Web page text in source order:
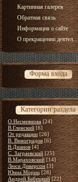
Картинная галерея
Обратная связь
Информация о сайте
О прекращении деятел...
Форма входа
Категории раздела
О.Несмеянова [24]
В.Глинский [6]
От редакции [26]
В. Виноградов [6]
В.Дианов [4]
С. Заграевский [25]
В.Мараховский [14]
Люси Дикерсон [3]
Юнна Мориц [28]
Андрей Бабицкий [22]